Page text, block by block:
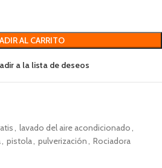
AL CARRITO
a la lista de deseos
, lavado del aire acondicionado,
, pistola, pulverización, Rociadora